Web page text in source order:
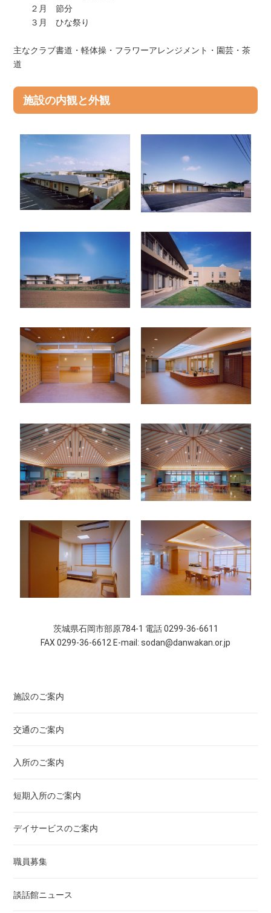
２月 節分
３月 ひな祭り
主なクラブ書道・軽体操・フラワーアレンジメント・園芸・茶
道
施設の内観と外観
茨城県石岡市部原784-1 電話 0299-36-6611
FAX 0299-36-6612 E-mail: sodan@danwakan.or.jp
施設のご案内
交通のご案内
入所のご案内
短期入所のご案内
デイサービスのご案内
職員募集
談話館ニュース